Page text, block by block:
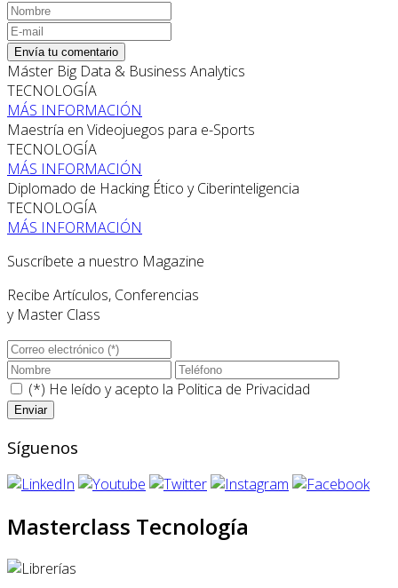
Envía tu comentario
Máster Big Data & Business Analytics
TECNOLOGÍA
MÁS INFORMACIÓN
Maestría en Videojuegos para e-Sports
TECNOLOGÍA
MÁS INFORMACIÓN
Diplomado de Hacking Ético y Ciberinteligencia
TECNOLOGÍA
MÁS INFORMACIÓN
Suscríbete a nuestro Magazine
Recibe Artículos, Conferencias
y Master Class
(*) He leído y acepto la Politica de Privacidad
Síguenos
Masterclass Tecnología